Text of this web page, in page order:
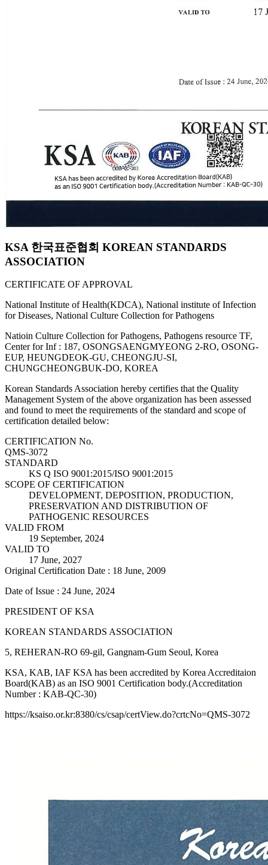
KSA 한국표준협회 KOREAN STANDARDS
ASSOCIATION
CERTIFICATE OF APPROVAL
National Institute of Health(KDCA), National institute of Infection
for Diseases, National Culture Collection for Pathogens
Natioin Culture Collection for Pathogens, Pathogens resource TF,
Center for Inf : 187, OSONGSAENGMYEONG 2-RO, OSONG-
EUP, HEUNGDEOK-GU, CHEONGJU-SI,
CHUNGCHEONGBUK-DO, KOREA
Korean Standards Association hereby certifies that the Quality
Management System of the above organization has been assessed
and found to meet the requirements of the standard and scope of
certification detailed below:
CERTIFICATION No.
QMS-3072
STANDARD
KS Q ISO 9001:2015/ISO 9001:2015
SCOPE OF CERTIFICATION
DEVELOPMENT, DEPOSITION, PRODUCTION,
PRESERVATION AND DISTRIBUTION OF
PATHOGENIC RESOURCES
VALID FROM
19 September, 2024
VALID TO
17 June, 2027
Original Certification Date : 18 June, 2009
Date of Issue : 24 June, 2024
PRESIDENT OF KSA
KOREAN STANDARDS ASSOCIATION
5, REHERAN-RO 69-gil, Gangnam-Gum Seoul, Korea
KSA, KAB, IAF KSA has been accredited by Korea Accreditaion
Board(KAB) as an ISO 9001 Certification body.(Accreditation
Number : KAB-QC-30)
https://ksaiso.or.kr:8380/cs/csap/certView.do?crtcNo=QMS-3072